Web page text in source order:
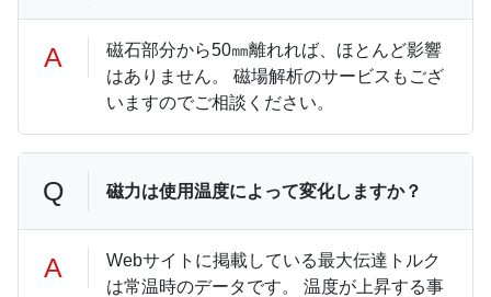
A
磁石部分から50㎜離れれば、ほとんど影響
はありません。 磁場解析のサービスもござ
いますのでご相談ください。
Q 磁力は使用温度によって変化しますか？
A
Webサイトに掲載している最大伝達トルク
は常温時のデータです。 温度が上昇する事